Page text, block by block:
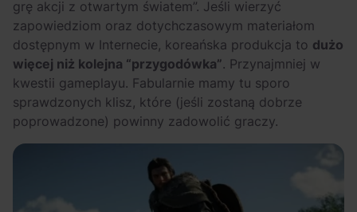
grę akcji z otwartym światem”. Jeśli wierzyć
zapowiedziom oraz dotychczasowym materiałom
dostępnym w Internecie, koreańska produkcja to dużo
więcej niż kolejna “przygodówka”. Przynajmniej w
kwestii gameplayu. Fabularnie mamy tu sporo
sprawdzonych klisz, które (jeśli zostaną dobrze
poprowadzone) powinny zadowolić graczy.